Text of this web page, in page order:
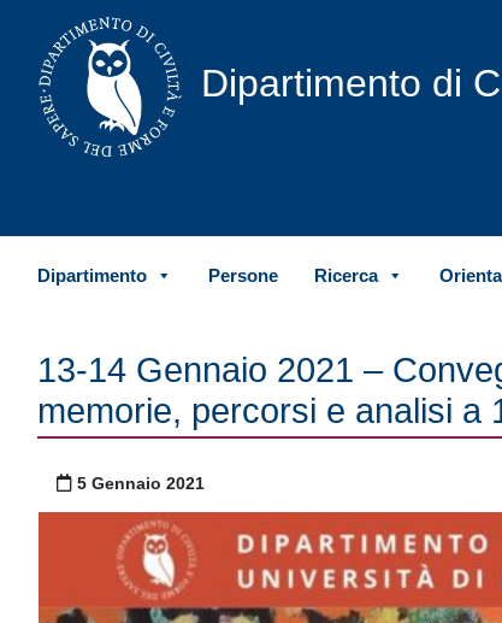
Vai al contenuto
Dipartimento di
Dipartimento Persone Ricerca
13-14 Gennaio 2021 –
memorie, percorsi e analisi a
Pubblicato il
5 Gennaio 2021